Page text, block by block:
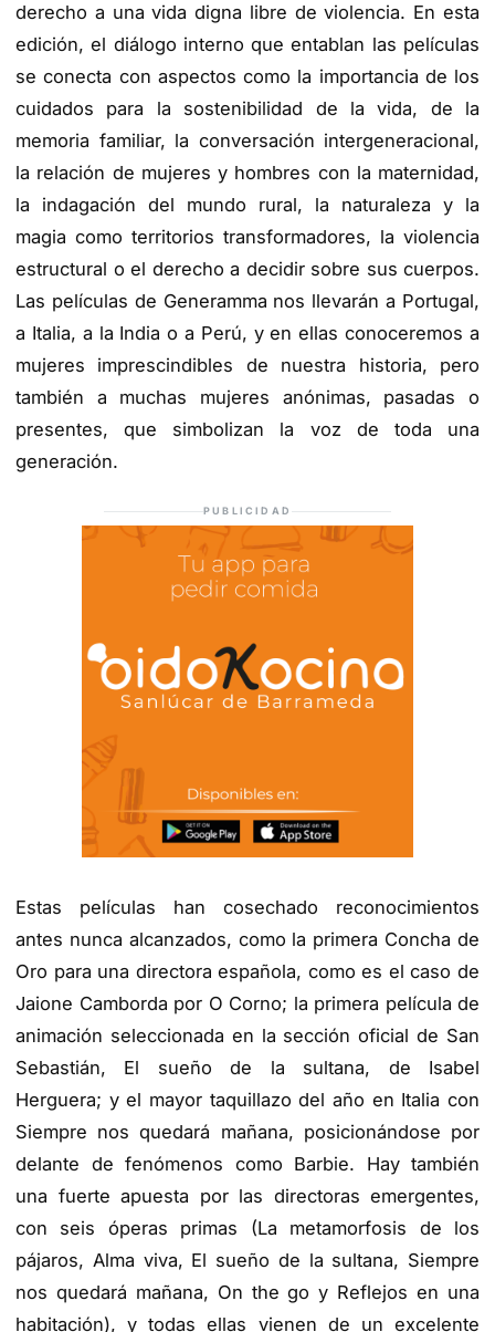
derecho a una vida digna libre de violencia. En esta
edición, el diálogo interno que entablan las películas
se conecta con aspectos como la importancia de los
cuidados para la sostenibilidad de la vida, de la
memoria familiar, la conversación intergeneracional,
la relación de mujeres y hombres con la maternidad,
la indagación del mundo rural, la naturaleza y la
magia como territorios transformadores, la violencia
estructural o el derecho a decidir sobre sus cuerpos.
Las películas de Generamma nos llevarán a Portugal,
a Italia, a la India o a Perú, y en ellas conoceremos a
mujeres imprescindibles de nuestra historia, pero
también a muchas mujeres anónimas, pasadas o
presentes, que simbolizan la voz de toda una
generación.
PUBLICIDAD
Estas películas han cosechado reconocimientos
antes nunca alcanzados, como la primera Concha de
Oro para una directora española, como es el caso de
Jaione Camborda por O Corno; la primera película de
animación seleccionada en la sección oficial de San
Sebastián, El sueño de la sultana, de Isabel
Herguera; y el mayor taquillazo del año en Italia con
Siempre nos quedará mañana, posicionándose por
delante de fenómenos como Barbie. Hay también
una fuerte apuesta por las directoras emergentes,
con seis óperas primas (La metamorfosis de los
pájaros, Alma viva, El sueño de la sultana, Siempre
nos quedará mañana, On the go y Reflejos en una
habitación), y todas ellas vienen de un excelente